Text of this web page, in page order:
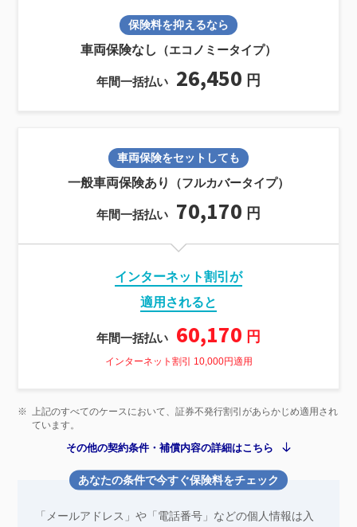
保険料を抑えるなら
車両保険なし （エコノミータイプ）
年間一括払い 26,450 円
車両保険をセットしても
一般車両保険あり （フルカバータイプ）
年間一括払い 70,170 円
インターネット割引が
適用されると
年間一括払い 60,170 円
インターネット割引 10,000円適用
※
上記のすべてのケースにおいて、証券不発行割引があらかじめ適用され
ています。
その他の契約条件・補償内容の詳細はこちら
あなたの条件で今すぐ保険料をチェック
「メールアドレス」や「電話番号」などの個人情報は入